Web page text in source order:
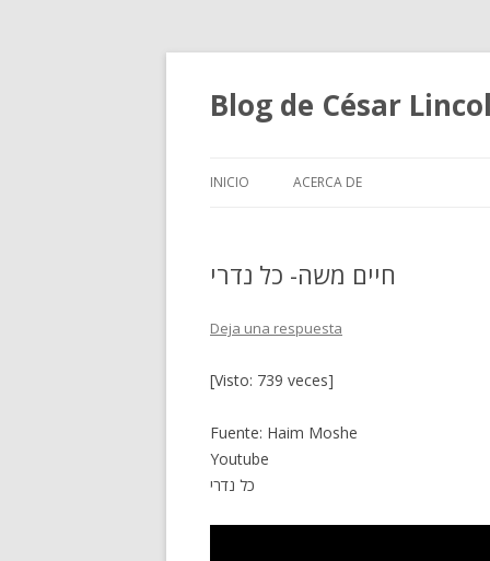
Blog de César
INICIO ACERCA DE
חיים משה- כל נדרי
Deja una respuesta
[Visto: 739 veces]
Fuente: Haim Moshe
Youtube
כל נדרי